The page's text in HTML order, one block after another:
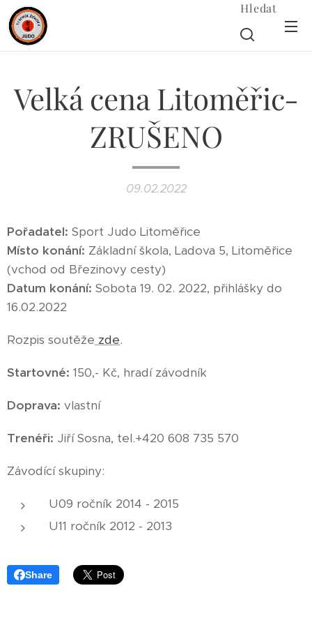
Hledat
Velká cena Litoměřic-
ZRUŠENO
09.02.2022
Pořadatel: Sport Judo Litoměřice
Místo konání: Základní škola, Ladova 5, Litoměřice
(vchod od Březinovy cesty)
Datum konání: Sobota 19. 02. 2022, přihlášky do
16.02.2022
Rozpis soutěže zde.
Startovné: 150,- Kč, hradí závodník
Doprava: vlastní
Trenéři: Jiří Sosna, tel.+420 608 735 570
Závodící skupiny:
U09 ročník 2014 - 2015
U11 ročník 2012 - 2013
Share